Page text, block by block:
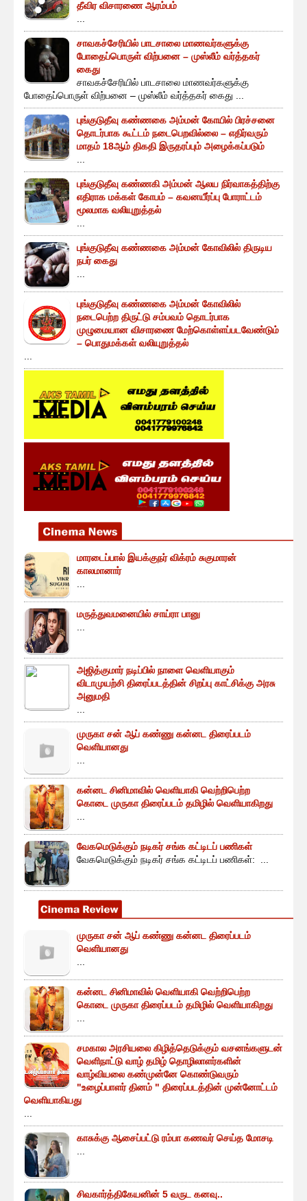
தீவிர விசாரணை ஆரம்பம்
...
சாவகச்சேரியில் பாடசாலை மாணவர்களுக்கு
போதைப்பொருள் விற்பனை – முஸ்லீம் வர்த்தகர்
கைது
சாவகச்சேரியில் பாடசாலை மாணவர்களுக்கு
போதைப்பொருள் விற்பனை – முஸ்லீம் வர்த்தகர் கைது ...
புங்குடுதீவு கண்ணகை அம்மன் கோயில் பிரச்சனை
தொடர்பாக கூட்டம் நடைபெறவில்லை – எதிர்வரும்
மாதம் 18ஆம் திகதி இருதரப்பும் அழைக்கப்படும்
...
புங்குடுதீவு கண்ணகி அம்மன் ஆலய நிர்வாகத்திற்கு
எதிராக மக்கள் கோபம் – கவனயீர்ப்பு போராட்டம்
மூலமாக வலியுறுத்தல்
...
புங்குடுதீவு கண்ணகை அம்மன் கோவிலில் திருடிய
நபர் கைது
...
புங்குடுதீவு கண்ணகை அம்மன் கோவிலில்
நடைபெற்ற திருட்டு சம்பவம் தொடர்பாக
முழுமையான விசாரணை மேற்கொள்ளப்படவேண்டும்
– பொதுமக்கள் வலியுறுத்தல்
...
மாரடைப்பால் இயக்குநர் விக்ரம் சுகுமாரன்
காலமானார்
...
மருத்துவமனையில் சாய்ரா பானு
...
அஜித்குமார் நடிப்பில் நாளை வெளியாகும்
விடாமுயற்சி திரைப்படத்தின் சிறப்பு காட்சிக்கு அரசு
அனுமதி
...
முருகா சன் ஆப் கண்ணு கன்னட திரைப்படம்
வெளியானது
...
கன்னட சினிமாவில் வெளியாகி வெற்றிபெற்ற
கொடை முருகா திரைப்படம் தமிழில் வெளியாகிறது
...
வேகமெடுக்கும் நடிகர் சங்க கட்டிடப் பணிகள்
வேகமெடுக்கும் நடிகர் சங்க கட்டிடப் பணிகள்: ...
முருகா சன் ஆப் கண்ணு கன்னட திரைப்படம்
வெளியானது
...
கன்னட சினிமாவில் வெளியாகி வெற்றிபெற்ற
கொடை முருகா திரைப்படம் தமிழில் வெளியாகிறது
...
சமகால அரசியலை கிழித்தெடுக்கும் வசனங்களுடன்
வெளிநாட்டு வாழ் தமிழ் தொழிலாளர்களின்
வாழ்வியலை கண்முன்னே கொண்டுவரும்
"உழைப்பாளர் தினம் " திரைப்படத்தின் முன்னோட்டம்
வெளியாகியது
...
காசுக்கு ஆசைப்பட்டு ரம்பா கணவர் செய்த மோசடி
...
சிவகார்த்திகேயனின் 5 வருட கனவு..